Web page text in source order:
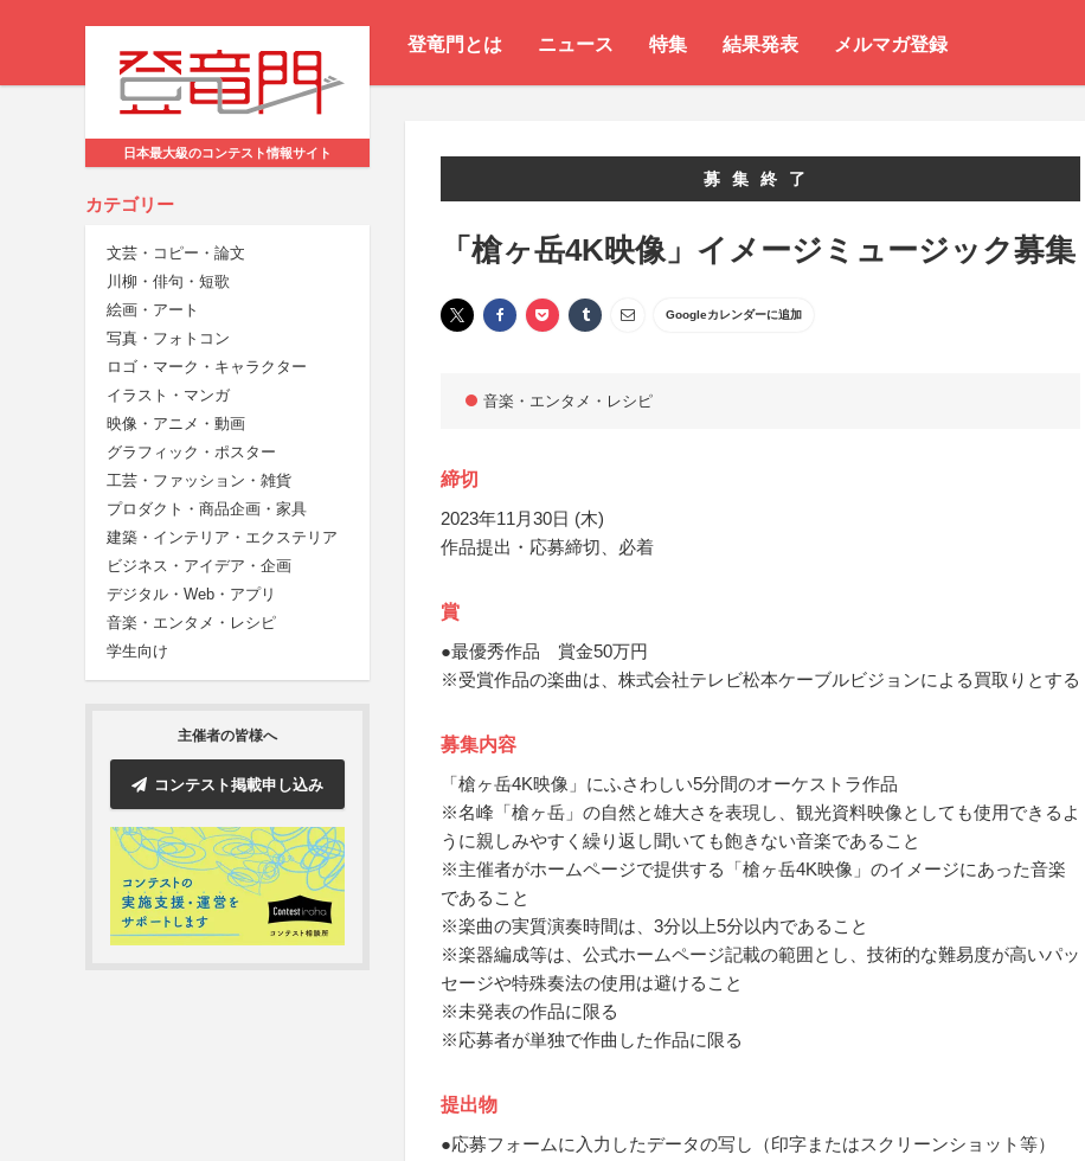
登竜門とは ニュース 特集 結果発表 メルマガ登録
日本最大級のコンテスト情報サイト
カテゴリー
文芸・コピー・論文
川柳・俳句・短歌
絵画・アート
写真・フォトコン
ロゴ・マーク・キャラクター
イラスト・マンガ
映像・アニメ・動画
グラフィック・ポスター
工芸・ファッション・雑貨
プロダクト・商品企画・家具
建築・インテリア・エクステリア
ビジネス・アイデア・企画
デジタル・Web・アプリ
音楽・エンタメ・レシピ
学生向け
主催者の皆様へ
コンテスト掲載申し込み
募集終了
「槍ヶ岳4K映像」イメージミュージック募集
Googleカレンダーに追加
音楽・エンタメ・レシピ
締切
2023年11月30日 (木)
作品提出・応募締切、必着
賞
●最優秀作品 賞金50万円
※受賞作品の楽曲は、株式会社テレビ松本ケーブルビジョンによる買取りとする
募集内容
「槍ヶ岳4K映像」にふさわしい5分間のオーケストラ作品
※名峰「槍ヶ岳」の自然と雄大さを表現し、観光資料映像としても使用できるよ
うに親しみやすく繰り返し聞いても飽きない音楽であること
※主催者がホームページで提供する「槍ヶ岳4K映像」のイメージにあった音楽
であること
※楽曲の実質演奏時間は、3分以上5分以内であること
※楽器編成等は、公式ホームページ記載の範囲とし、技術的な難易度が高いパッ
セージや特殊奏法の使用は避けること
※未発表の作品に限る
※応募者が単独で作曲した作品に限る
提出物
●応募フォームに入力したデータの写し（印字またはスクリーンショット等）